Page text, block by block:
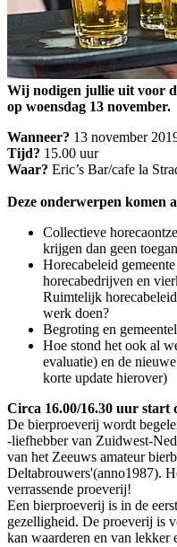
Wij nodigen jullie uit voor
op woensdag 13 november.
Wanneer? 13 november
Tijd? 15.00 uur
Waar? Eric’s Bar/cafe la
Deze onderwerpen komen
Collectieve
krijgen dan geen
Horecabeleid
horecabedrijven en
Ruimtelijk
werk doen?
Begroting en
Hoe stond het ook al
evaluatie) en de
korte update hierover)
Circa 16.00/16.30 uur start
De bierproeverij wordt
-liefhebber van Zuidwest-
van het Zeeuws amateur
Deltabrouwers'(anno1987).
verrassende proeverij!
Een bierproeverij is in de
gezelligheid. De proeverij is
kan waarderen en van lekker